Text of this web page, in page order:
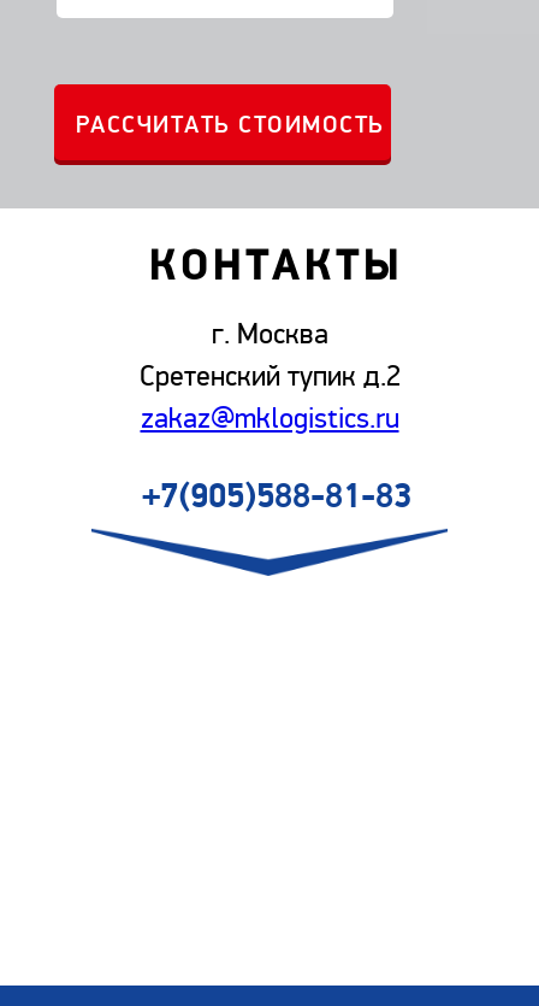
КОНТАКТЫ
г. Москва
Сретенский тупик д.2
zakaz@mklogistics.ru
+7(905)588-81-83